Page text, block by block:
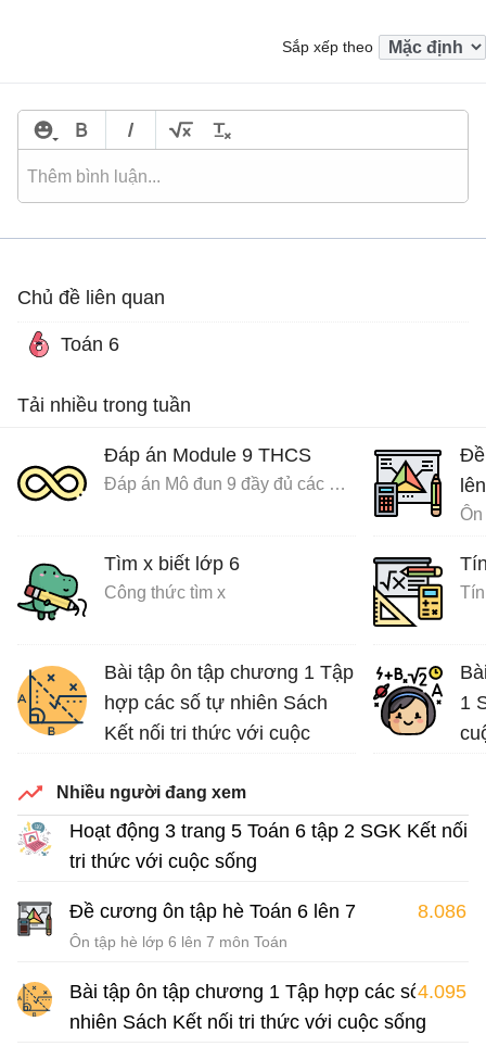
Sắp xếp theo
Chủ đề liên quan
Toán 6
Tải nhiều trong tuần
Đáp án Module 9 THCS
Đáp án Mô đun 9 đầy đủ các môn
Tìm x biết lớp 6
Công thức tìm x
Bài tập ôn tập chương 1 Tập
hợp các số tự nhiên Sách
Kết nối tri thức với cuộc
Đề
1
Nhiều người đang xem
Hoạt động 3 trang 5 Toán 6 tập 2 SGK Kết nối
tri thức với cuộc sống
Đề cương ôn tập hè Toán 6 lên 7 8.086
Ôn tập hè lớp 6 lên 7 môn Toán
Bài tập ôn tập chương 1 Tập hợp các số tự
nhiên Sách Kết nối tri thức với cuộc sống
4.095